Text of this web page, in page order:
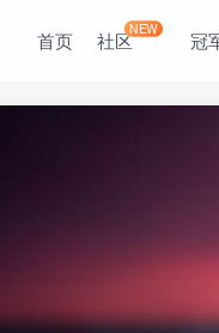
首页 社区NEW 冠